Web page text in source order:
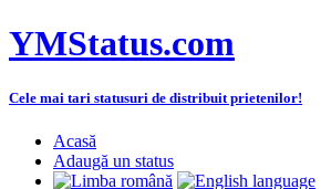
YMStatus.com
Cele mai tari statusuri de distribuit prietenilor!
Acasă
Adaugă un status